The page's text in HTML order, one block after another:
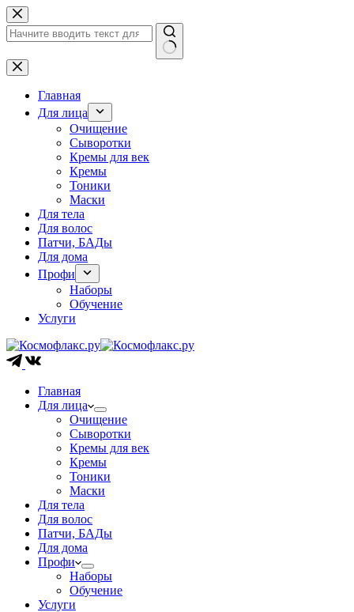
Перейти
к
сути
Ничего
не
найденоГлавная
Для лица
Очищение
Сыворотки
Кремы для век
Кремы
Тоники
Маски
Для тела
Для волос
Патчи, БАДы
Для дома
Профи
Наборы
Обучение
Услуги
Главная
Для лица
Очищение
Сыворотки
Кремы для век
Кремы
Тоники
Маски
Для тела
Для волос
Патчи, БАДы
Для дома
Профи
Наборы
Обучение
Услуги